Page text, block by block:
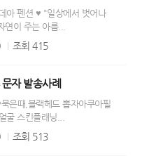
아 펜션 ♥ "일상에서 벗어나
이 주는 아름...
조회415
자 발송사례
은때,블랙헤드 뽑자아쿠아필
스킨플래닝...
조회 513